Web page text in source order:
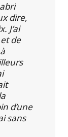
dire,
J’ai
de
d’une
sans